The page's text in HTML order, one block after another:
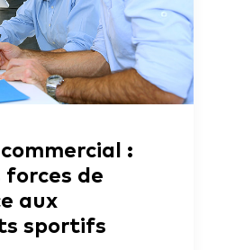
:
forces de
aux
sportifs